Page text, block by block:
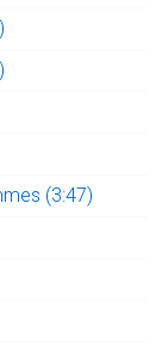
(3:47)